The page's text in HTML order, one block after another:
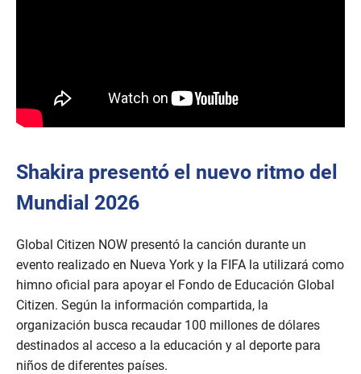
Shakira presentó el nuevo ritmo del
Mundial 2026
Global Citizen NOW presentó la canción durante un
evento realizado en Nueva York y la FIFA la utilizará como
himno oficial para apoyar el Fondo de Educación Global
Citizen. Según la información compartida, la
organización busca recaudar 100 millones de dólares
destinados al acceso a la educación y al deporte para
niños de diferentes países.